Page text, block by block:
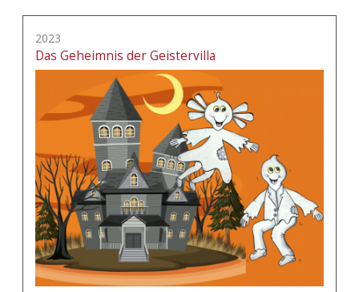
2023
Das Geheimnis der Geistervilla